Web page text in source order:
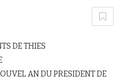
DE THIES
AN DU PRESIDENT DE